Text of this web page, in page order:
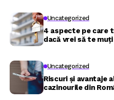
Uncategorized
4 aspecte pe care
dacă vrei să te
Uncategorized
Riscuri și avantaje
cazinourile din